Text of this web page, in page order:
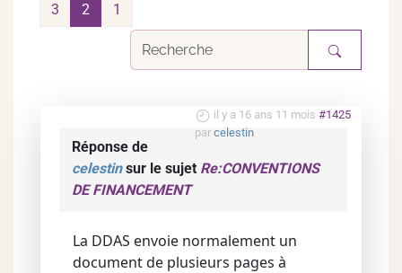
1
2
3
il y a 16 ans 11 mois #1425
par celestin
Réponse de
celestinsur le sujet Re:CONVENTIONS
DE FINANCEMENT
La DDAS envoie normalement un
document de plusieurs pages à